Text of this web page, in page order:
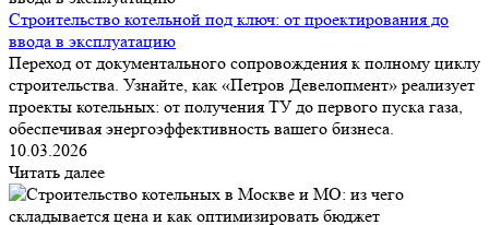
Строительство котельной под ключ: от проектирования до
ввода в эксплуатацию
Переход от документального сопровождения к полному циклу
строительства. Узнайте, как «Петров Девелопмент» реализует
проекты котельных: от получения ТУ до первого пуска газа,
обеспечивая энергоэффективность вашего бизнеса.
10.03.2026
Читать далее